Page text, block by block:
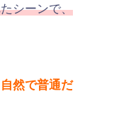
シーンで、
然で普通だ